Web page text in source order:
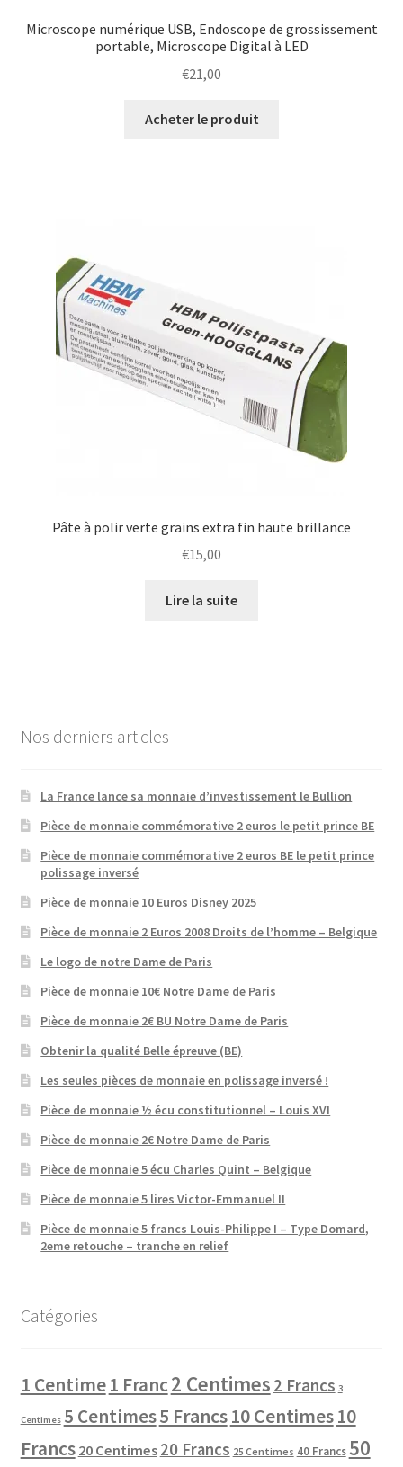
Microscope numérique USB, Endoscope de grossissement
portable, Microscope Digital à LED
€21,00
Acheter le produit
Pâte à polir verte grains extra fin haute brillance
€15,00
Lire la suite
Nos derniers articles
La France lance sa monnaie d’investissement le Bullion
Pièce de monnaie commémorative 2 euros le petit prince BE
Pièce de monnaie commémorative 2 euros BE le petit prince
polissage inversé
Pièce de monnaie 10 Euros Disney 2025
Pièce de monnaie 2 Euros 2008 Droits de l’homme – Belgique
Le logo de notre Dame de Paris
Pièce de monnaie 10€ Notre Dame de Paris
Pièce de monnaie 2€ BU Notre Dame de Paris
Obtenir la qualité Belle épreuve (BE)
Les seules pièces de monnaie en polissage inversé !
Pièce de monnaie ½ écu constitutionnel – Louis XVI
Pièce de monnaie 2€ Notre Dame de Paris
Pièce de monnaie 5 écu Charles Quint – Belgique
Pièce de monnaie 5 lires Victor-Emmanuel II
Pièce de monnaie 5 francs Louis-Philippe I – Type Domard,
2eme retouche – tranche en relief
Catégories
1 Centime1 Franc2 Centimes 2 Francs 3
Centimes 5 Centimes5 Francs10 Centimes10
Francs 20 Centimes 20 Francs 25 Centimes 40 Francs 50